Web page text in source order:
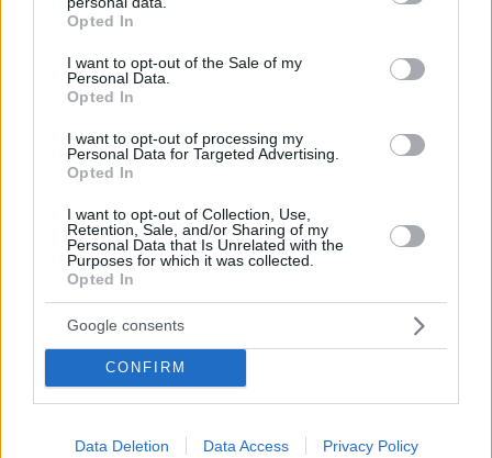
grant or deny consent to Google and its third-party tags to
use your data for below specified purposes in below Google
consent section.
Opted In
I want to opt-out of the Sale of my
Personal Data.
Opted In
I want to opt-out of processing my
Personal Data for Targeted Advertising.
Opted In
I want to opt-out of Collection, Use,
Retention, Sale, and/or Sharing of my
Personal Data that Is Unrelated with the
Purposes for which it was collected.
Opted In
Google consents
CONFIRM
Data Deletion Data Access Privacy Policy
τροχαίο με τους νεκρούς μάνα και γιο στις Σέρρες,